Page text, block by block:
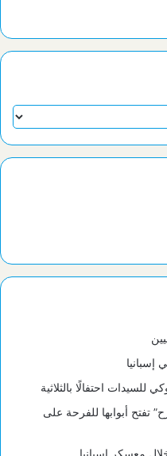
احتفالًا بالثلاثية
تفتح أبوابها للفرحة على